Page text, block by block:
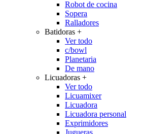
Robot de cocina
Sopera
Ralladores
Batidoras +
Ver todo
c/bowl
Planetaria
De mano
Licuadoras +
Ver todo
Licuamixer
Licuadora
Licuadora personal
Exprimidores
Jugueras